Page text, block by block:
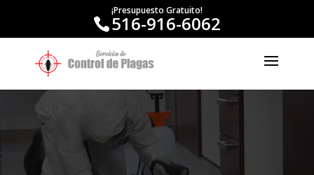
¡Presupuesto Gratuito!
516-916-6062